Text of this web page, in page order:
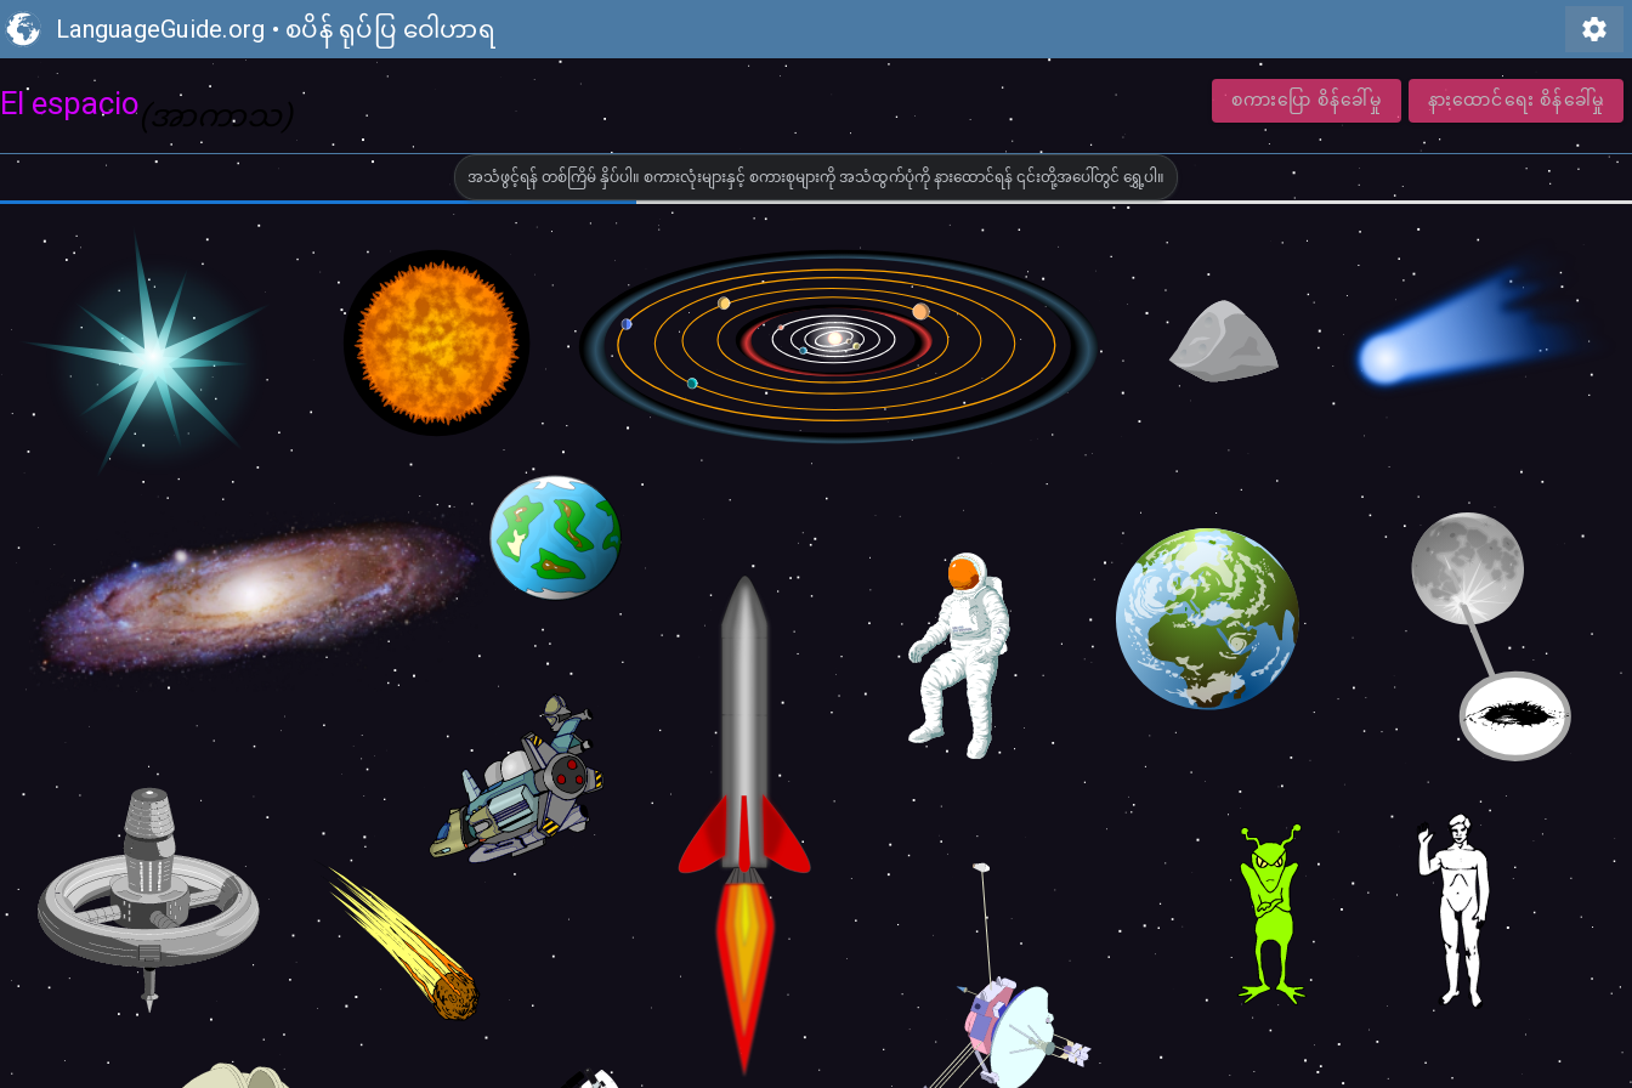
LanguageGuide.org • စပိန် ရုပ်ပြ ဝေါဟာရ settings
El espacio(အာကာသ) စကားပြော စိန်ခေါ်မှု နားထောင်ရေး စိန်ခေါ်မှု
အသံဖွင့်ရန် တစ်ကြိမ် နှိပ်ပါ။ စကားလုံးများနှင့် စကားစုများကို အသံထွက်ပုံကို နားထောင်ရန် ၎င်းတို့အပေါ်တွင် ရွှေ့ပါ။